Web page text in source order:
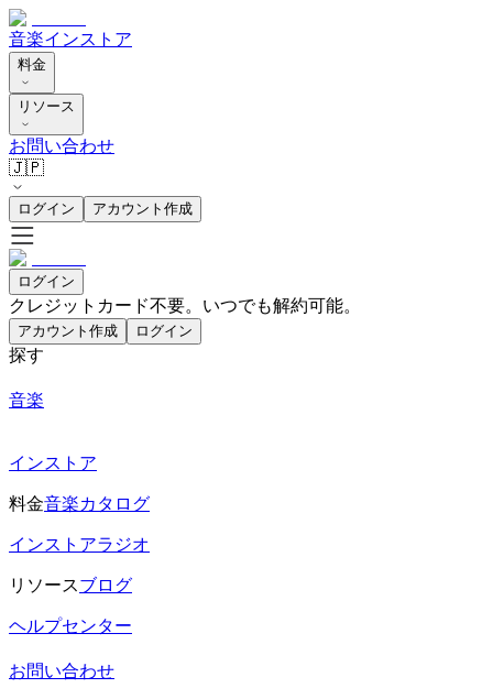
音楽インストア
料金
リソース
お問い合わせ
🇯🇵
ログイン アカウント作成
ログイン
クレジットカード不要。いつでも解約可能。
アカウント作成 ログイン
探す
音楽
インストア
料金音楽カタログ
インストアラジオ
リソースブログ
ヘルプセンター
お問い合わせ